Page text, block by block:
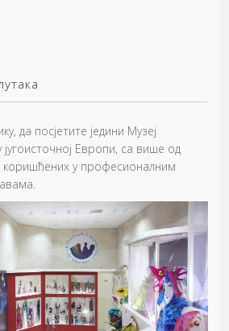
да посјетите једини Музеј
Европи, са више од
коришћених у професионалним